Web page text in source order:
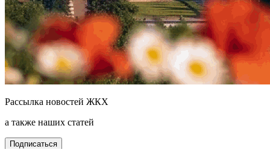
Рассылка новостей ЖКХ
а также наших статей
Подписаться